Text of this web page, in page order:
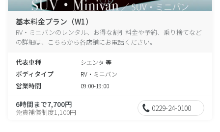
基本料金プラン（W1）
RV・ミニバンのレンタル、お得な割引料金や予約、乗り捨てなど
の詳細は、こちらから各店舗にお電話ください。
代表車種 シエンタ 等
ボディタイプ RV・ミニバン
営業時間 09:00-19:00
6時間まで7,700円
免責補償制度1,100円 0229-24-0100